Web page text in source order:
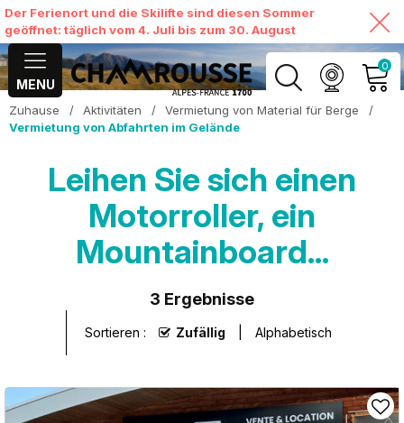
Der Ferienort und die Skilifte sind diesen Sommer
geöffnet: täglich vom 4. Juli bis zum 30. August
MENU
0
MEIN KONTO
MEINEN WARENKORB
ANSEHEN
Zuhause / Aktivitäten / Vermietung von Material für Berge
/
Vermietung von Abfahrten im Gelände
Leihen Sie sich einen
Motorroller, ein
Mountainboard...
3 Ergebnisse
Sortieren : Zufällig Alphabetisch